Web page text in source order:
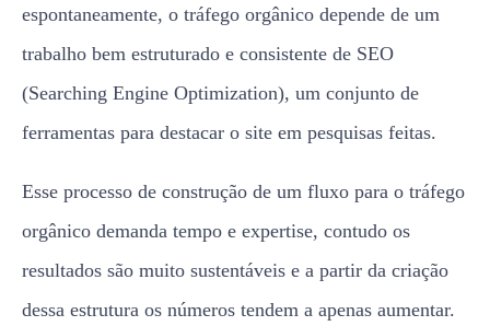
espontaneamente, o tráfego orgânico depende de um
trabalho bem estruturado e consistente de SEO
(Searching Engine Optimization), um conjunto de
ferramentas para destacar o site em pesquisas feitas.
Esse processo de construção de um fluxo para o tráfego
orgânico demanda tempo e expertise, contudo os
resultados são muito sustentáveis e a partir da criação
dessa estrutura os números tendem a apenas aumentar.